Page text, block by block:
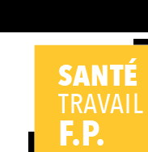
to
navigation
account